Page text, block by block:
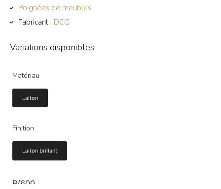
Poignées de meubles
Fabricant : DCG
Variations disponibles
Matériau
Laiton
Finition
Laiton brillant
B/600